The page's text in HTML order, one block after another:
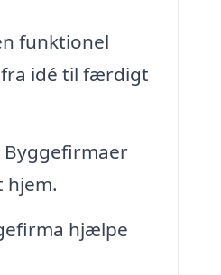
funktionel
fra idé til færdigt
hjem.
hjælpe